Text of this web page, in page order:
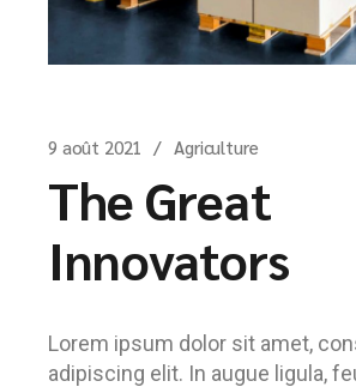
9 août 2021 Agriculture
The Great
Innovators
Lorem ipsum dolor sit amet,
adipiscing elit. In augue ligula,